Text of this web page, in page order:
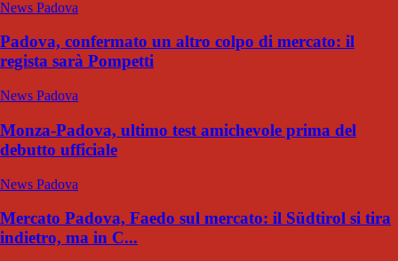
News Padova
Padova, confermato un altro colpo di mercato: il
regista sarà Pompetti
News Padova
Monza-Padova, ultimo test amichevole prima del
debutto ufficiale
News Padova
Mercato Padova, Faedo sul mercato: il Südtirol si tira
indietro, ma in C...